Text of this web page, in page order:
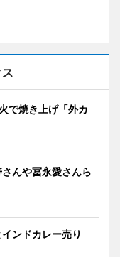
で焼き上げ「外カ
んや冨永愛さんら
ンドカレー売り